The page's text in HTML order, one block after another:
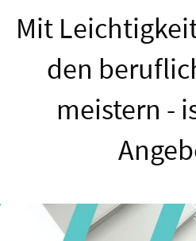
Mit
den
meistern -